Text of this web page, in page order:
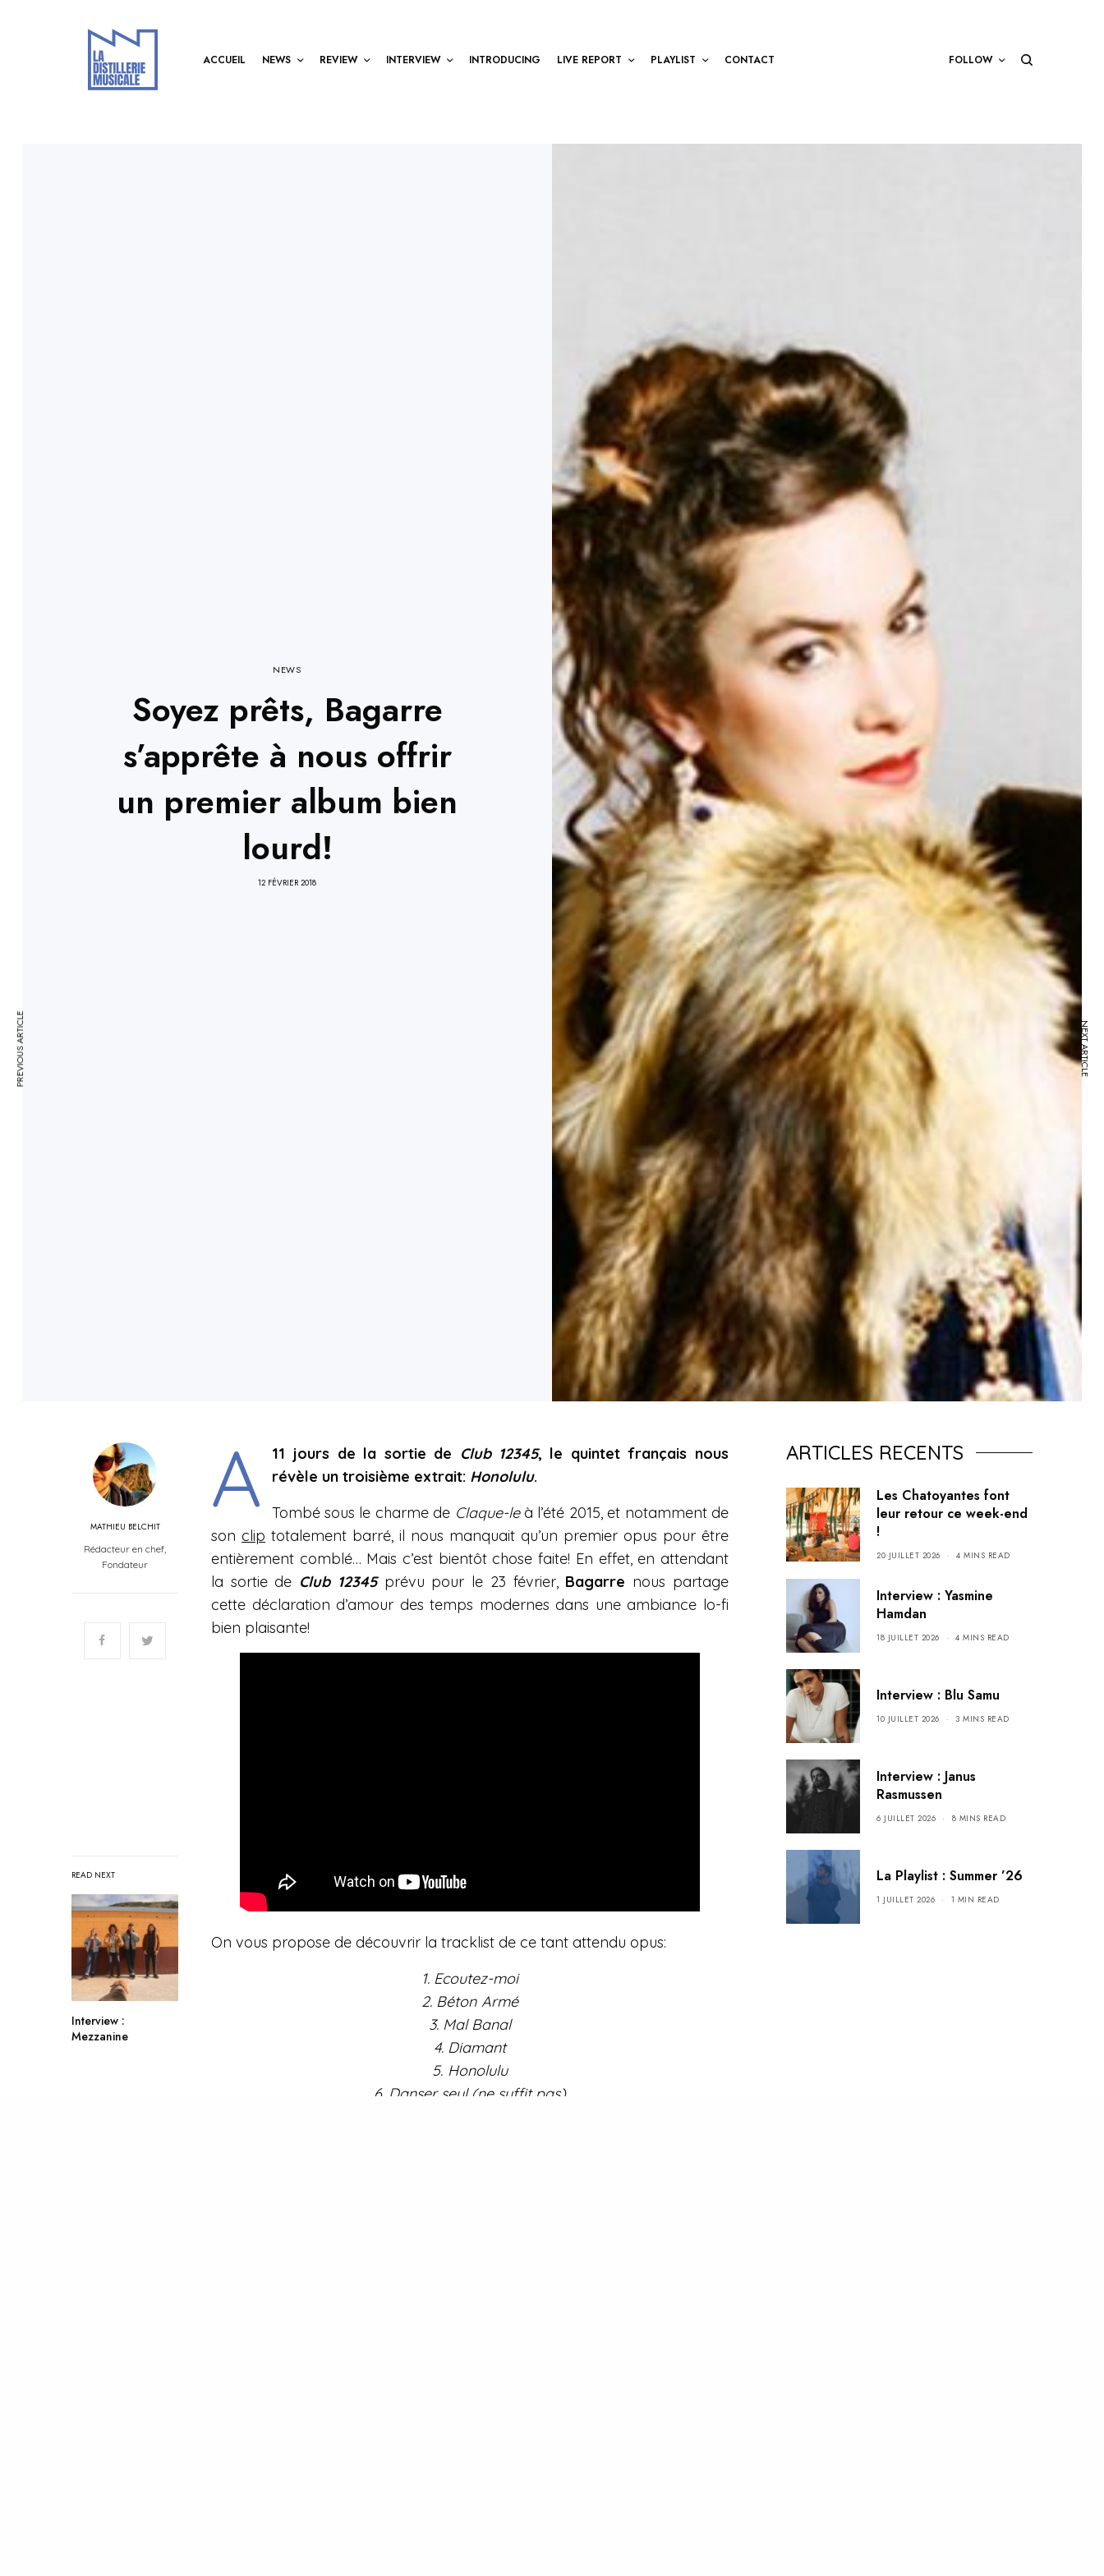
ACCUEIL NEWS REVIEW INTERVIEW INTRODUCING LIVE REPORT PLAYLIST CONTACT FOLLOW
NEWS
Soyez prêts, Bagarre
s’apprête à nous offrir
un premier album bien
lourd!
12 FÉVRIER 2018
MATHIEU BELCHIT
Rédacteur en chef,
Fondateur
READ NEXT
Interview :
Mezzanine
A 11 jours de la sortie de Club 12345, le quintet français nous
révèle un troisième extrait: Honolulu.
Tombé sous le charme de Claque-leà l’été 2015, et notamment de
son clip totalement barré, il nous manquait qu’un premier opus pour être
entièrement comblé… Mais c’est bientôt chose faite! En effet, en attendant
la sortie de Club 12345prévu pour le 23 février, Bagarre nous partage
cette déclaration d’amour des temps modernes dans une ambiance lo-fi
bien plaisante!
On vous propose de découvrir la tracklist de ce tant attendu opus:
1. Ecoutez-moi
2. Béton Armé
3. Mal Banal
4. Diamant
5. Honolulu
6. Danser seul (ne suffit pas)
ARTICLES RECENTS
Les Chatoyantes font
leur retour ce week-end
!
20 JUILLET 2026 4 MINS READ
Interview : Yasmine
Hamdan
18 JUILLET 2026 4 MINS READ
Interview : Blu Samu
10 JUILLET 2026 3 MINS READ
Interview : Janus
Rasmussen
6 JUILLET 2026 8 MINS READ
La Playlist : Summer ’26
1 JUILLET 2026 1 MIN READ
PREVIOUS ARTICLE NEXT ARTICLE